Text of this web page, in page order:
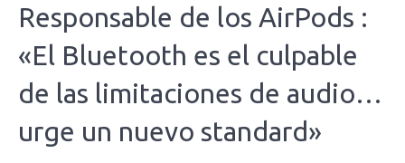
Responsable de los AirPods :
«El Bluetooth es el culpable
de las limitaciones de audio…
urge un nuevo standard»